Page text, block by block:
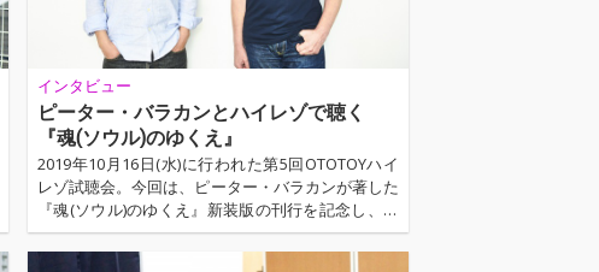
インタビュー
ピーター・バラカンとハイレゾで聴く
『魂(ソウル)のゆくえ』
2019年10月16日(水)に行われた第5回OTOTOYハイ
レゾ試聴会。今回は、ピーター・バラカンが著した
『魂(ソウル)のゆくえ』新装版の刊行を記念し、オ
ーディオ・メーカー〈Olasonic〉協力のもとでの開
催となりました。司会進行はOTOTOYのプロデュー